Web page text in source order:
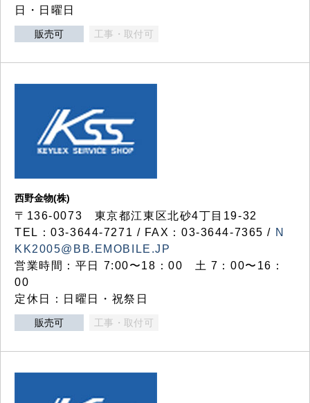
日・日曜日
販売可 工事・取付可
西野金物(株)
〒136-0073 東京都江東区北砂4丁目19-32
TEL：03‐3644‐7271 / FAX：03-3644-7365 / N
KK2005@BB.EMOBILE.JP
営業時間：平日 7:00〜18：00 土 7：00〜16：
00
定休日：日曜日・祝祭日
販売可 工事・取付可